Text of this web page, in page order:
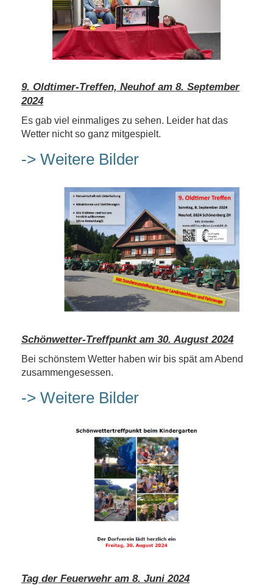
9. Oldtimer-Treffen, Neuhof am 8. September
2024
Es gab viel einmaliges zu sehen. Leider hat das
Wetter nicht so ganz mitgespielt.
-> Weitere Bilder
Schönwetter-Treffpunkt am 30. August 2024
Bei schönstem Wetter haben wir bis spät am Abend
zusammengesessen.
-> Weitere Bilder
Tag der Feuerwehr am 8. Juni 2024